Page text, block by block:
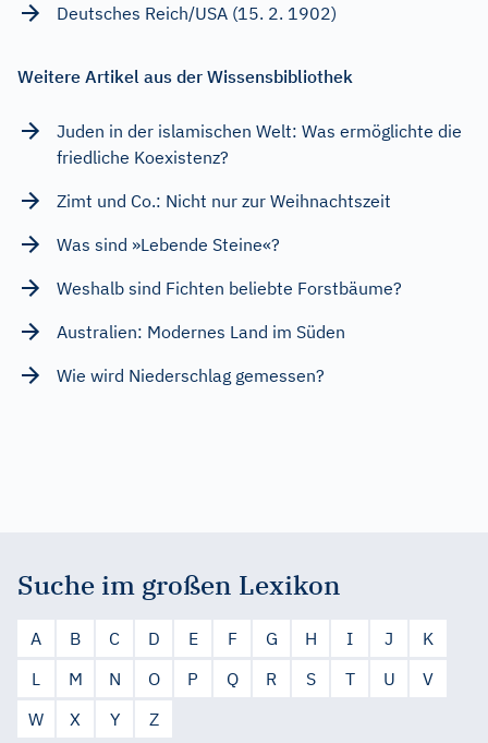
Deutsches Reich/USA (15. 2. 1902)
Weitere Artikel aus der Wissensbibliothek
Juden in der islamischen Welt: Was ermöglichte die
friedliche Koexistenz?
Zimt und Co.: Nicht nur zur Weihnachtszeit
Was sind »Lebende Steine«?
Weshalb sind Fichten beliebte Forstbäume?
Australien: Modernes Land im Süden
Wie wird Niederschlag gemessen?
Suche im großen Lexikon
A B C D E F G H I J
K
L
M N O P Q R S T U
V
W
X Y Z